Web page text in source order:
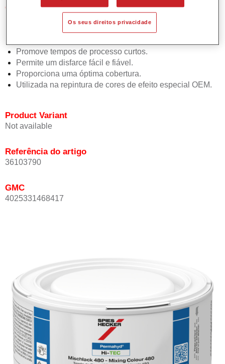
Características do produto
Simples e rápido de aplicar.
Promove tempos de processo curtos.
Permite um disfarce fácil e fiável.
Proporciona uma óptima cobertura.
Utilizada na repintura de cores de efeito especial OEM.
Product Variant
Not available
Referência do artigo
36103790
GMC
4025331468417
Os seus direitos privacidade